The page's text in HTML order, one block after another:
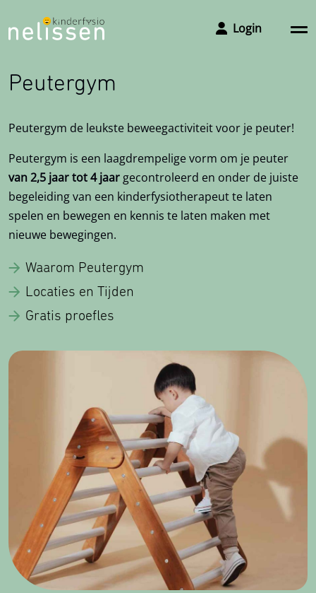
Afspraak maken
Om een afspraak te maken met de praktijk kunt u ons
het makkelijkste bereiken via het invullen van het
aanmeldformulier, wij bellen u dan zo snel mogelijk
terug voor het plannen van een intake. Wilt u toch liever
Telefoon 06 51 64 40 24
Vestigingen en openingstijden
Login
Peutergym
Peutergym de leukste beweegactiviteit voor je peuter!
Peutergym is een laagdrempelige vorm om je peuter
van 2,5 jaar tot 4 jaar gecontroleerd en onder de juiste
begeleiding van een kinderfysiotherapeut te laten
spelen en bewegen en kennis te laten maken met
nieuwe bewegingen.
Waarom Peutergym
Locaties en Tijden
Gratis proefles